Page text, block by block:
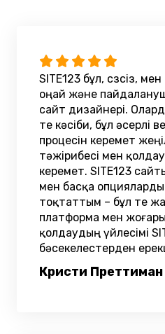
SITE123 бұл, сөзсіз,
оңай және
сайт дизайнері.
өте кәсіби, бұл
процесін керемет
тәжірибесі мен
керемет. SITE123
мен басқа опцияларды
тоқтаттым – бұл өте
платформа мен
қолдаудың үйлесімі
бәсекелестерден
Кристи Преттиман